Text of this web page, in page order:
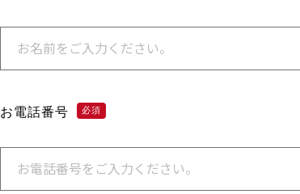
お電話番号 必須